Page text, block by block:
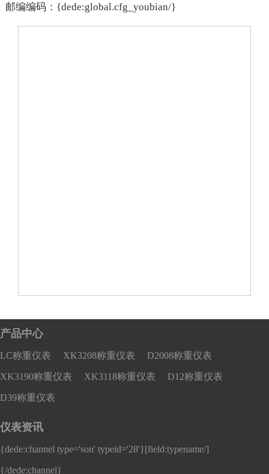
邮编编码：{dede:global.cfg_youbian/}
产品中心
LC称重仪表 XK3208称重仪表 D2008称重仪表
XK3190称重仪表 XK3118称重仪表 D12称重仪表
D39称重仪表
仪表资讯
{dede:channel type='son' typeid='28'}[field:typename/]
{/dede:channel}